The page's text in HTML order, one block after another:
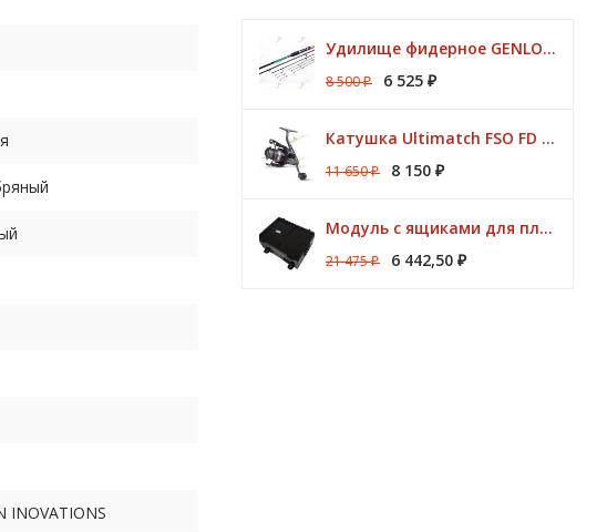
Удилище фидерное GENLOG HONESTY HEAVY 3,80 м. до 140 гр.
8 500₽ 6 525 ₽
Катушка Ultimatch FSO FD 835 8 подшипников 5,1:1 Browning
11 650₽ 8 150 ₽
Модуль с ящиками для платформ Preston ONBOX
21 475₽ 6 442,50 ₽
INOVATIONS